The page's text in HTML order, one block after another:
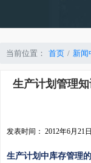
当前位置： 首页 新闻
生产计划管理
发表时间： 2012年6
生产计划中库存管理